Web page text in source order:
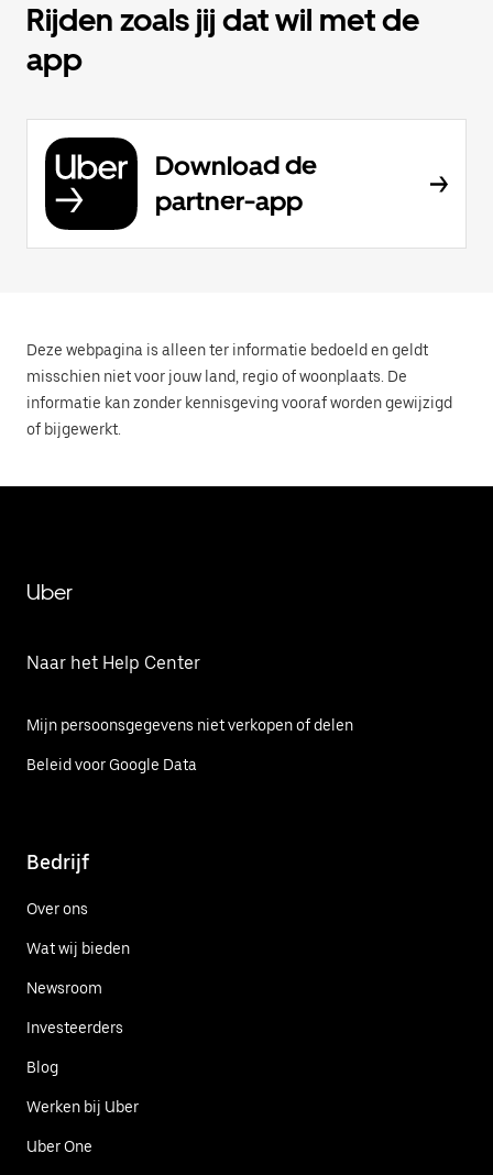
Rijden zoals jij dat wil met de
app
Download de
partner-app
Deze webpagina is alleen ter informatie bedoeld en geldt
misschien niet voor jouw land, regio of woonplaats. De
informatie kan zonder kennisgeving vooraf worden gewijzigd
of bijgewerkt.
Uber
Naar het Help Center
Mijn persoonsgegevens niet verkopen of delen
Beleid voor Google Data
Bedrijf
Over ons
Wat wij bieden
Newsroom
Investeerders
Blog
Werken bij Uber
Uber One